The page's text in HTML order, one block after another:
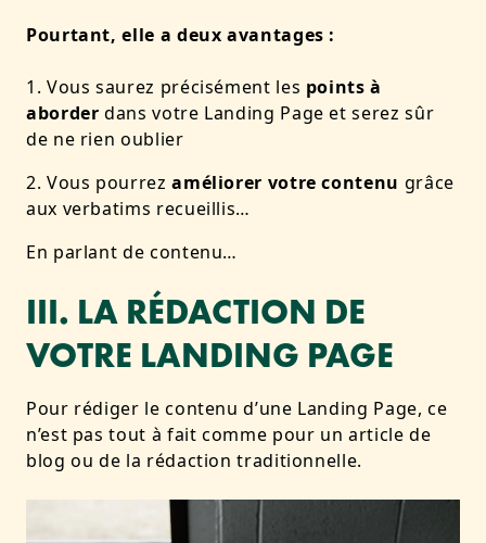
Pourtant, elle a deux avantages :
Vous saurez précisément les points à
aborder dans votre Landing Page et serez sûr
de ne rien oublier
Vous pourrezaméliorer votre contenu grâce
aux verbatims recueillis…
En parlant de contenu…
III. LA RÉDACTION DE
VOTRE LANDING PAGE
Pour rédiger le contenu d’une Landing Page, ce
n’est pas tout à fait comme pour un article de
blog ou de la rédaction traditionnelle.